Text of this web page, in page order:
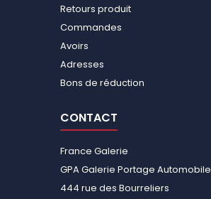
Retours produit
Commandes
Avoirs
Adresses
Bons de réduction
CONTACT
France Galerie
GPA Galerie Portage Automobile
444 rue des Bourreliers